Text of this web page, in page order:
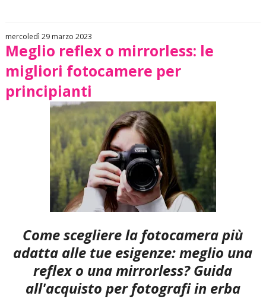
mercoledì 29 marzo 2023
Meglio reflex o mirrorless: le
migliori fotocamere per
principianti
Come scegliere la fotocamera più
adatta alle tue esigenze: meglio una
reflex o una mirrorless? Guida
all'acquisto per fotografi in erba